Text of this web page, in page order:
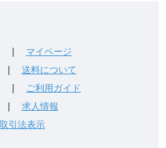
マイページ
送料について
ご利用ガイド
求人情報
引法表示